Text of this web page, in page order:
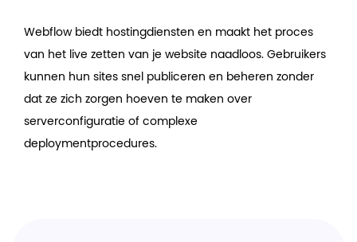
Webflow biedt hostingdiensten en maakt het proces
van het live zetten van je website naadloos. Gebruikers
kunnen hun sites snel publiceren en beheren zonder
dat ze zich zorgen hoeven te maken over
serverconfiguratie of complexe
deploymentprocedures.